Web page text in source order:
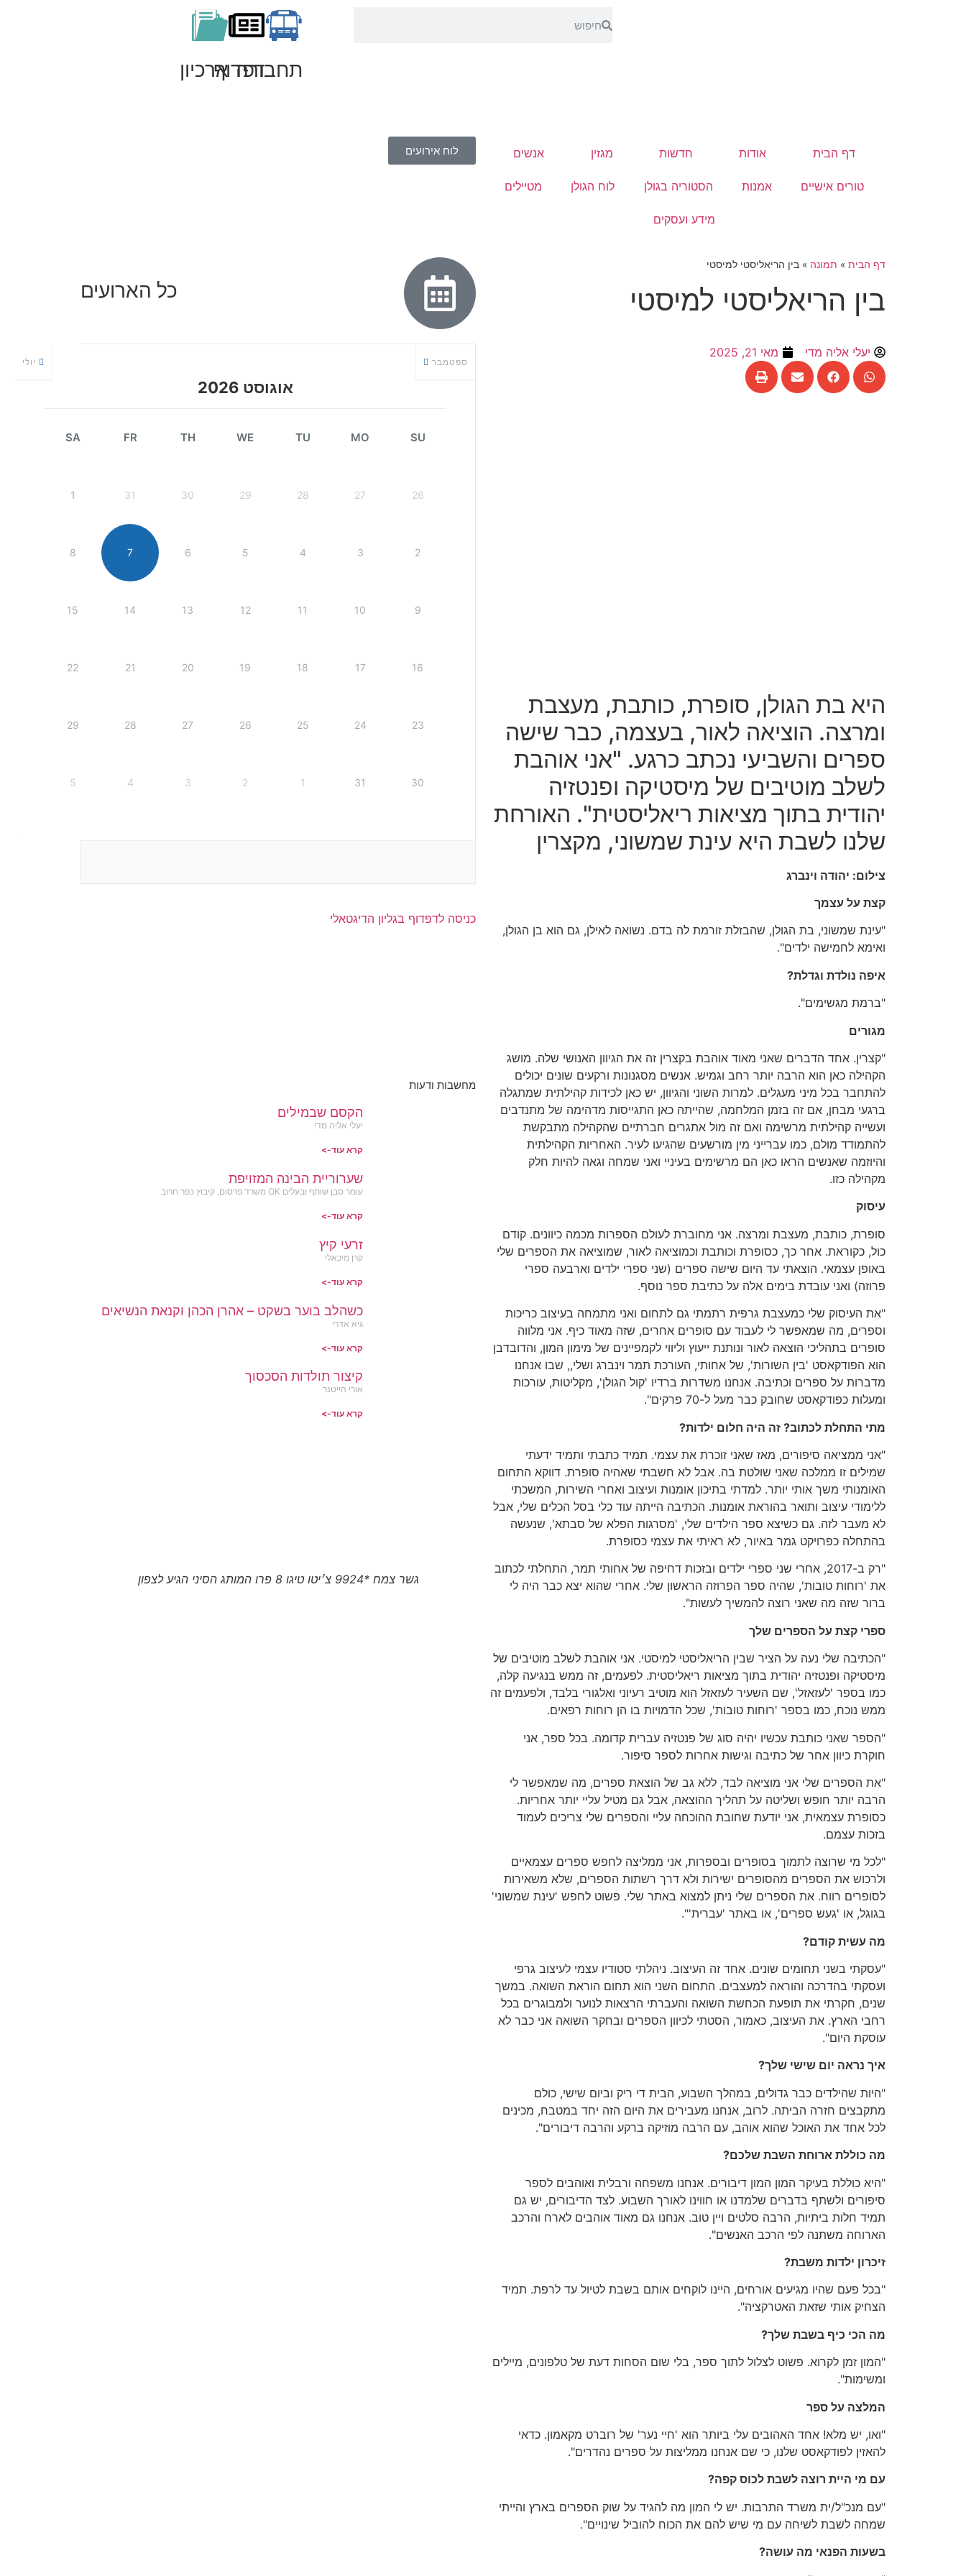
תחבורה
דפדוףארכיון
דף הבית אודות חדשות מגזין אנשים
טורים אישיים אמנות הסטוריה בגולן לוח הגולן מטיילים
מידע ועסקים
לוח אירועים
דף הבית » תמונה » בין הריאליסטי למיסטי
בין הריאליסטי למיסטי
יעלי אליה מדי מאי 21, 2025
היא בת הגולן, סופרת, כותבת, מעצבת
ומרצה. הוציאה לאור, בעצמה, כבר שישה
ספרים והשביעי נכתב כרגע. "אני אוהבת
לשלב מוטיבים של מיסטיקה ופנטזיה
יהודית בתוך מציאות ריאליסטית". האורחת
שלנו לשבת היא עינת שמשוני, מקצרין
צילום: יהודה וינברג
קצת על עצמך
"עינת שמשוני, בת הגולן, שהבזלת זורמת לה בדם. נשואה לאילן, גם הוא בן הגולן,
ואימא לחמישה ילדים".
איפה נולדת וגדלת?
"ברמת מגשימים".
מגורים
"קצרין. אחד הדברים שאני מאוד אוהבת בקצרין זה את הגיוון האנושי שלה. מושג
הקהילה כאן הוא הרבה יותר רחב וגמיש. אנשים מסגנונות ורקעים שונים יכולים
להתחבר בכל מיני מעגלים. למרות השוני והגיוון, יש כאן לכידות קהילתית שמתגלה
ברגעי מבחן, אם זה בזמן המלחמה, שהייתה כאן התגייסות מדהימה של מתנדבים
ועשייה קהילתית מרשימה ואם זה מול אתגרים חברתיים שהקהילה מתבקשת
להתמודד מולם, כמו עברייני מין מורשעים שהגיעו לעיר. האחריות הקהילתית
והיוזמה שאנשים הראו כאן הם מרשימים בעיניי ואני שמחה וגאה להיות חלק
מקהילה כזו.
עיסוק
סופרת, כותבת, מעצבת ומרצה. אני מחוברת לעולם הספרות מכמה כיוונים. קודם
כול, כקוראת. אחר כך, כסופרת וכותבת וכמוציאה לאור, שמוציאה את הספרים שלי
באופן עצמאי. הוצאתי עד היום שישה ספרים (שני ספרי ילדים וארבעה ספרי
פרוזה) ואני עובדת בימים אלה על כתיבת ספר נוסף.
"את העיסוק שלי כמעצבת גרפית רתמתי גם לתחום ואני מתמחה בעיצוב כריכות
וספרים, מה שמאפשר לי לעבוד עם סופרים אחרים, שזה מאוד כיף. אני מלווה
סופרים בתהליכי הוצאה לאור ונותנת ייעוץ וליווי לקמפיינים של מימון המון, והדובדבן
הוא הפודקאסט 'בין השורות', של אחותי, העורכת תמר וינברג ושלי,, שבו אנחנו
מדברות על ספרים וכתיבה. אנחנו משדרות ברדיו 'קול הגולן', מקליטות, עורכות
ומעלות כפודקאסט שחובק כבר מעל ל-70 פרקים".
מתי התחלת לכתוב? זה היה חלום ילדות?
"אני ממציאה סיפורים, מאז שאני זוכרת את עצמי. תמיד כתבתי ותמיד ידעתי
שמילים זו ממלכה שאני שולטת בה. אבל לא חשבתי שאהיה סופרת. דווקא התחום
האומנותי משך אותי יותר. למדתי בתיכון אומנות ועיצוב ואחרי השירות, המשכתי
ללימודי עיצוב ותואר בהוראת אומנות. הכתיבה הייתה עוד כלי בסל הכלים שלי, אבל
לא מעבר לזה. גם כשיצא ספר הילדים שלי, 'מסרגות הפלא של סבתא', שנעשה
בהתחלה כפרויקט גמר באיור, לא ראיתי את עצמי כסופרת.
"רק ב-2017, אחרי שני ספרי ילדים ובזכות דחיפה של אחותי תמר, התחלתי לכתוב
את 'רוחות טובות', שהיה ספר הפרוזה הראשון שלי. אחרי שהוא יצא כבר היה לי
ברור שזה מה שאני רוצה להמשיך לעשות".
ספרי קצת על הספרים שלך
"הכתיבה שלי נעה על הציר שבין הריאליסטי למיסטי. אני אוהבת לשלב מוטיבים של
מיסטיקה ופנטזיה יהודית בתוך מציאות ריאליסטית. לפעמים, זה ממש בנגיעה קלה,
כמו בספר 'לעזאזל', שם השעיר לעזאזל הוא מוטיב רעיוני ואלגורי בלבד, ולפעמים זה
ממש נוכח, כמו בספר 'רוחות טובות', שכל הדמויות בו הן רוחות רפאים.
"הספר שאני כותבת עכשיו יהיה סוג של פנטזיה עברית קדומה. בכל ספר, אני
חוקרת כיוון אחר של כתיבה וגישות אחרות לספר סיפור.
"את הספרים שלי אני מוציאה לבד, ללא גב של הוצאת ספרים, מה שמאפשר לי
הרבה יותר חופש ושליטה על תהליך ההוצאה, אבל גם מטיל עליי יותר אחריות.
כסופרת עצמאית, אני יודעת שחובת ההוכחה עליי והספרים שלי צריכים לעמוד
בזכות עצמם.
"לכל מי שרוצה לתמוך בסופרים ובספרות, אני ממליצה לחפש ספרים עצמאיים
ולרכוש את הספרים מהסופרים ישירות ולא דרך רשתות הספרים, שלא משאירות
לסופרים רווח. את הספרים שלי ניתן למצוא באתר שלי. פשוט לחפש 'עינת שמשוני'
בגוגל, או 'געש ספרים', או באתר 'עברית'".
מה עשית קודם?
"עסקתי בשני תחומים שונים. אחד זה העיצוב. ניהלתי סטודיו עצמי לעיצוב גרפי
ועסקתי בהדרכה והוראה למעצבים. התחום השני הוא תחום הוראת השואה. במשך
שנים, חקרתי את תופעת הכחשת השואה והעברתי הרצאות לנוער ולמבוגרים בכל
רחבי הארץ. את העיצוב, כאמור, הסטתי לכיוון הספרים ובחקר השואה אני כבר לא
עוסקת היום".
איך נראה יום שישי שלך?
"היות שהילדים כבר גדולים, במהלך השבוע, הבית די ריק וביום שישי, כולם
מתקבצים חזרה הביתה. לרוב, אנחנו מעבירים את היום הזה יחד במטבח, מכינים
לכל אחד את האוכל שהוא אוהב, עם הרבה מוזיקה ברקע והרבה דיבורים".
מה כוללת ארוחת השבת שלכם?
"היא כוללת בעיקר המון המון דיבורים. אנחנו משפחה ורבלית ואוהבים לספר
סיפורים ולשתף בדברים שלמדנו או חווינו לאורך השבוע. לצד הדיבורים, יש גם
תמיד חלות ביתיות, הרבה סלטים ויין טוב. אנחנו גם מאוד אוהבים לארח והרכב
הארוחה משתנה לפי הרכב האנשים".
זיכרון ילדות משבת?
"בכל פעם שהיו מגיעים אורחים, היינו לוקחים אותם בשבת לטיול עד לרפת. תמיד
הצחיק אותי שזאת האטרקציה".
מה הכי כיף בשבת שלך?
"המון זמן לקרוא. פשוט לצלול לתוך ספר, בלי שום הסחות דעת של טלפונים, מיילים
ומשימות".
המלצה על ספר
"ואו, יש מלא! אחד האהובים עלי ביותר הוא 'חיי נער' של רוברט מקאמון. כדאי
להאזין לפודקאסט שלנו, כי שם אנחנו ממליצות על ספרים נהדרים".
עם מי היית רוצה לשבת לכוס קפה?
"עם מנכ"ל/ית משרד התרבות. יש לי המון מה להגיד על שוק הספרים בארץ והייתי
שמחה לשבת לשיחה עם מי שיש להם את הכוח להוביל שינויים".
בשעות הפנאי מה עושה?
כל הארועים
יולי
אוגוסט 2026
ספטמבר
SU
MO
TU
WE
TH
FR
SA
26
27
28
29
30
31
1
2
3
4
5
6
7
8
9
10
11
12
13
14
15
16
17
18
19
20
21
22
23
24
25
26
27
28
29
30
31
1
2
3
4
5
כניסה לדפדוף בגליון הדיגטאלי
מחשבות ודעות
הקסם שבמילים
יעלי אליה מדי
קרא עוד->
שערוריית הבינה המזויפת
עומר סבן שותף ובעלים OK משרד פרסום, קיבוץ כפר חרוב
קרא עוד->
זרעי קיץ
קרן מיכאלי
קרא עוד->
כשהלב בוער בשקט – אהרן הכהן וקנאת הנשיאים
גיא אדרי
קרא עוד->
קיצור תולדות הסכסוך
אורי הייטנר
קרא עוד->
גשר צמח *9924 צ׳יטו טיגו 8 פרו המותג הסיני הגיע לצפון